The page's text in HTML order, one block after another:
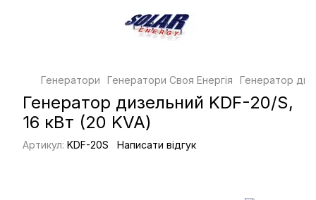
Генератори Генератори Своя Енергія Генератор
Генератор дизельний KDF-20/S,
16 кВт (20 KVA)
Артикул: KDF-20S Написати відгук